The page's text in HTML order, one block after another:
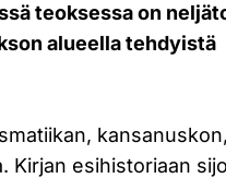
teoksessa on
alueella tehdyistä
kansanuskon,
Kirjan esihistoriaan